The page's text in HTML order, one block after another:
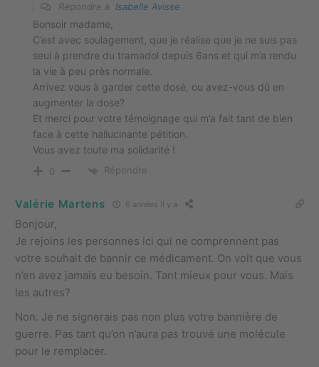
Répondre à Isabelle Avisse
Bonsoir madame,
C’est avec soulagement, que je réalise que je ne suis pas
seul à prendre du tramadol depuis 6ans et qui m’a rendu
la vie à peu près normale.
Arrivez vous à garder cette dosé, ou avez-vous dû en
augmenter la dose?
Et merci pour votre témoignage qui m’a fait tant de bien
face à cette hallucinante pétition.
Vous avez toute ma solidarité !
0 Répondre
Valérie Martens 6 années il y a
Bonjour,
Je rejoins les personnes ici qui ne comprennent pas
votre souhait de bannir ce médicament. On voit que vous
n’en avez jamais eu besoin. Tant mieux pour vous. Mais
les autres?
Non. Je ne signerais pas non plus votre bannière de
guerre. Pas tant qu’on n’aura pas trouvé une molécule
pour le remplacer.